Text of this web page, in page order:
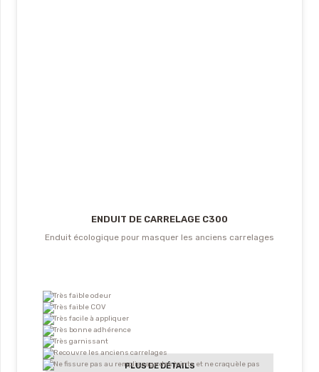
ENDUIT DE CARRELAGE C300
Enduit écologique pour masquer les anciens carrelages
Très faible odeur
Très faible COV
Très facile à appliquer
Très bonne adhérence
Très garnissant
Recouvre les anciens carrelages
Ne fissure pas au remplissage des joints et ne craquèle pas
PLUS DE DÉTAILS